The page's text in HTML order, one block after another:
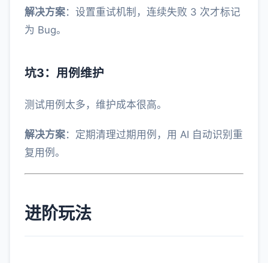
解决方案：设置重试机制，连续失败 3 次才标记
为 Bug。
坑3：用例维护
测试用例太多，维护成本很高。
解决方案：定期清理过期用例，用 AI 自动识别重
复用例。
进阶玩法